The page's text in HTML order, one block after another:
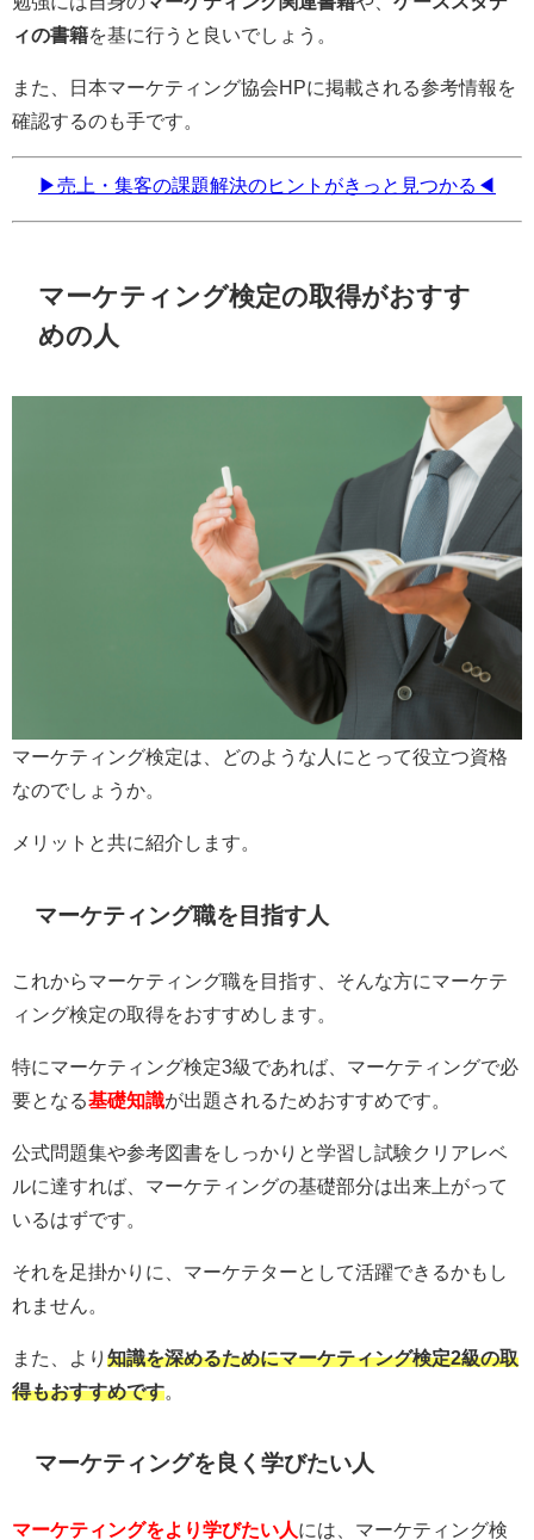
ィの書籍を基に行うと良いでしょう。
また、日本マーケティング協会HPに掲載される参考情報を
確認するのも手です。
▶売上・集客の課題解決のヒントがきっと見つかる◀
マーケティング検定の取得がおすす
めの人
マーケティング検定は、どのような人にとって役立つ資格
なのでしょうか。
メリットと共に紹介します。
マーケティング職を目指す人
これからマーケティング職を目指す、そんな方にマーケテ
ィング検定の取得をおすすめします。
特にマーケティング検定3級であれば、マーケティングで必
要となる基礎知識が出題されるためおすすめです。
公式問題集や参考図書をしっかりと学習し試験クリアレベ
ルに達すれば、マーケティングの基礎部分は出来上がって
いるはずです。
それを足掛かりに、マーケテターとして活躍できるかもし
れません。
また、より 知識を深めるためにマーケティング検定2級の取
得もおすすめです
マーケティングを良く学びたい人
マーケティングをより学びたい人 には、マーケティング検